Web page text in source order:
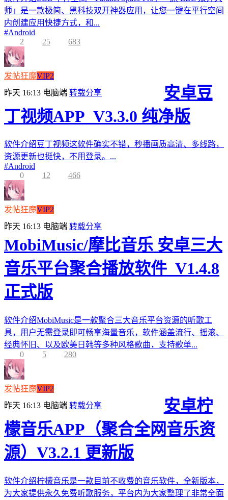
师」是一款极简、黑科技双开神器应用，让您一键在平行空间
内创建应用快捷方式，和...
#Android
2
25 683
发帖狂魔VIP2
昨天 16:13 电脑端 转载分享
安卓豆
丁视频APP_V3.3.0 纯净版
软件介绍豆丁视频这软件确实不错，秒播画质高清、多线路，
资源更新也挺快，不用登录。...
#Android
0
12 466
发帖狂魔VIP2
昨天 16:13 电脑端 转载分享
MobiMusic/摩比音乐 安卓三大
音乐平台聚合播放软件_V1.4.8
正式版
软件介绍MobiMusic是一款聚合三大音乐平台资源的听歌工
具，用户无需登录即可畅享海量音乐，软件涵盖流行、摇滚、
经典怀旧、以及欧美日韩等多种风格歌曲，支持歌单...
0
5 280
发帖狂魔VIP2
昨天 16:13 电脑端 转载分享
安卓柠
檬音乐APP（聚合全网音乐资
源）V3.2.1 更新版
软件介绍柠檬音乐是一款目前不收费的音乐软件，全新版本，
为大家提供永久免费听歌服务，平台内为大家整理了非常全面